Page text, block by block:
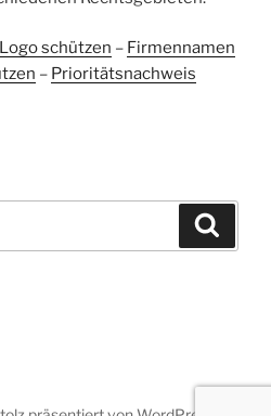
Logo schützen – Firmennamen
– Prioritätsnachweis